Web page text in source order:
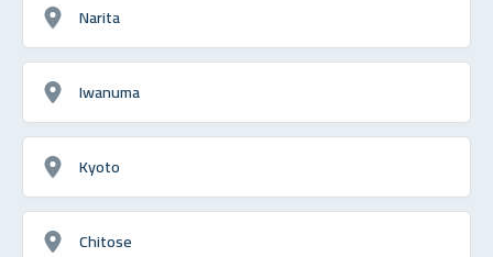
Narita
Iwanuma
Kyoto
Chitose